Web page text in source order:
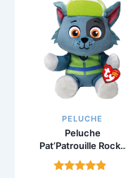
PELUCHE
Peluche
Pat’Patrouille Rocky
15cm à
Collectionner